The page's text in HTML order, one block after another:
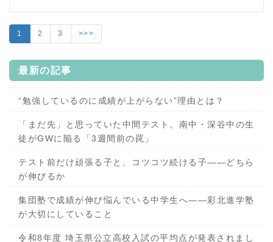
1 2 3 >>>
最新の記事
“勉強しているのに成績が上がらない”理由とは？
「まだ先」と思っていた中間テスト。南中・深谷中の生
徒がGWに陥る「3週間前の罠」
テスト前だけ頑張る子と、コツコツ続ける子——どちら
が伸びるか
集団塾で成績が伸び悩んでいる中学生へ——彩北進学塾
が大切にしていること
令和8年度 埼玉県公立高校入試の平均点が発表されまし